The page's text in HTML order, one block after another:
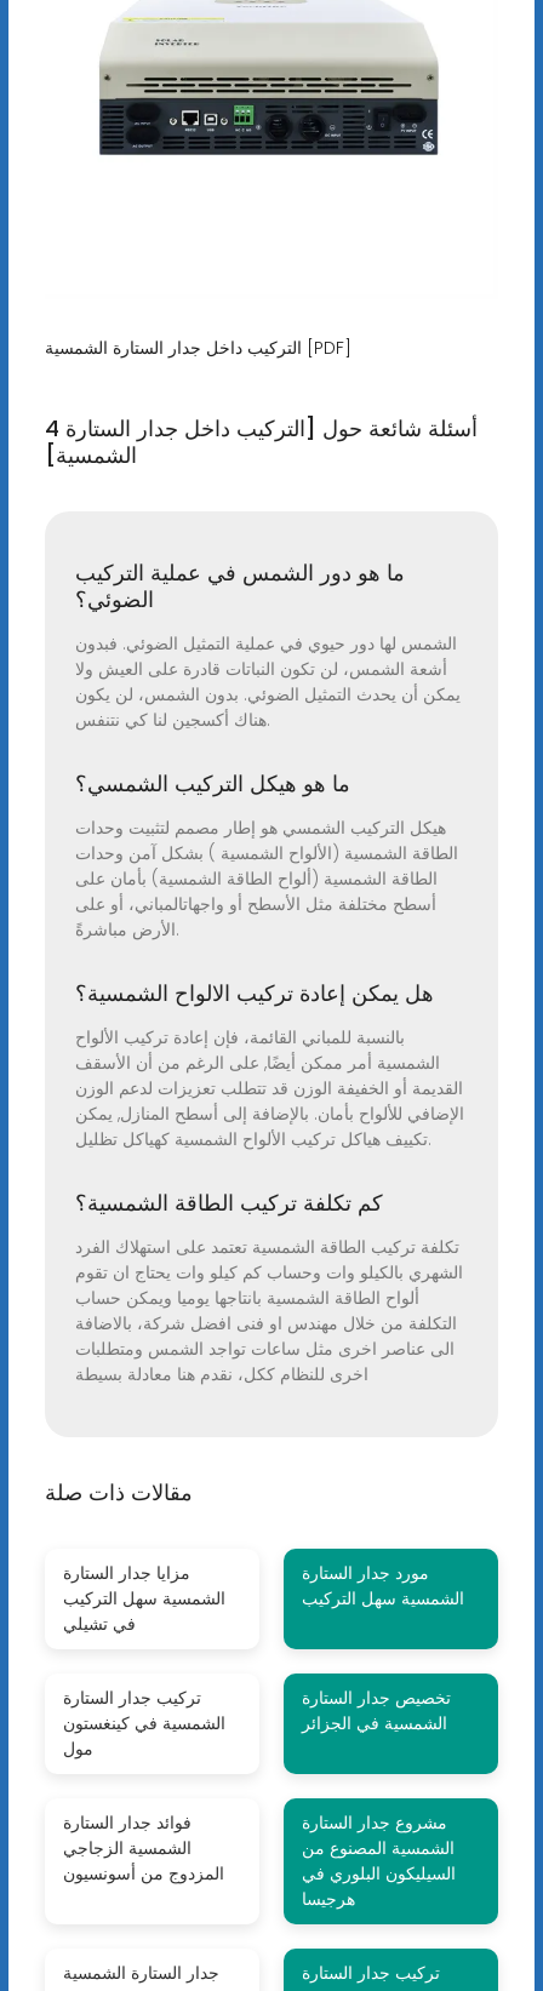
التركيب داخل جدار الستارة الشمسية [PDF]
4 أسئلة شائعة حول [التركيب داخل جدار الستارة
الشمسية]
ما هو دور الشمس في عملية التركيب
الضوئي؟
الشمس لها دور حيوي في عملية التمثيل الضوئي. فبدون
أشعة الشمس، لن تكون النباتات قادرة على العيش ولا
يمكن أن يحدث التمثيل الضوئي. بدون الشمس، لن يكون
هناك أكسجين لنا كي نتنفس.
ما هو هيكل التركيب الشمسي؟
هيكل التركيب الشمسي هو إطار مصمم لتثبيت وحدات
الطاقة الشمسية (الألواح الشمسية ) بشكل آمن وحدات
الطاقة الشمسية (ألواح الطاقة الشمسية) بأمان على
أسطح مختلفة مثل الأسطح أو واجهاتالمباني، أو على
الأرض مباشرةً.
هل يمكن إعادة تركيب الالواح الشمسية؟
بالنسبة للمباني القائمة، فإن إعادة تركيب الألواح
الشمسية أمر ممكن أيضًا, على الرغم من أن الأسقف
القديمة أو الخفيفة الوزن قد تتطلب تعزيزات لدعم الوزن
الإضافي للألواح بأمان. بالإضافة إلى أسطح المنازل, يمكن
تكييف هياكل تركيب الألواح الشمسية كهياكل تظليل.
كم تكلفة تركيب الطاقة الشمسية؟
تكلفة تركيب الطاقة الشمسية تعتمد على استهلاك الفرد
الشهري بالكيلو وات وحساب كم كيلو وات يحتاج ان تقوم
ألواح الطاقة الشمسية بانتاجها يوميا ويمكن حساب
التكلفة من خلال مهندس او فنى افضل شركة، بالاضافة
الى عناصر اخرى مثل ساعات تواجد الشمس ومتطلبات
اخرى للنظام ككل، نقدم هنا معادلة بسيطة
مقالات ذات صلة
مزايا جدار الستارة
الشمسية سهل التركيب
في تشيلي
مورد جدار الستارة
الشمسية سهل التركيب
تركيب جدار الستارة
الشمسية في كينغستون
مول
تخصيص جدار الستارة
الشمسية في الجزائر
فوائد جدار الستارة
الشمسية الزجاجي
المزدوج من أسونسيون
مشروع جدار الستارة
الشمسية المصنوع من
السيليكون البلوري في
هرجيسا
جدار الستارة الشمسية
تركيب جدار الستارة